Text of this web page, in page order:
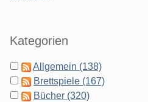
Kategorien
Allgemein (138)
Brettspiele (167)
Bücher (320)